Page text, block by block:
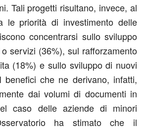
Tali progetti risultano, invece, al
le priorità di investimento delle
concentrarsi sullo sviluppo
servizi (36%), sul rafforzamento
(18%) e sullo sviluppo di nuovi
benefici che ne derivano, infatti,
dai volumi di documenti in
caso delle aziende di minori
ha stimato che il